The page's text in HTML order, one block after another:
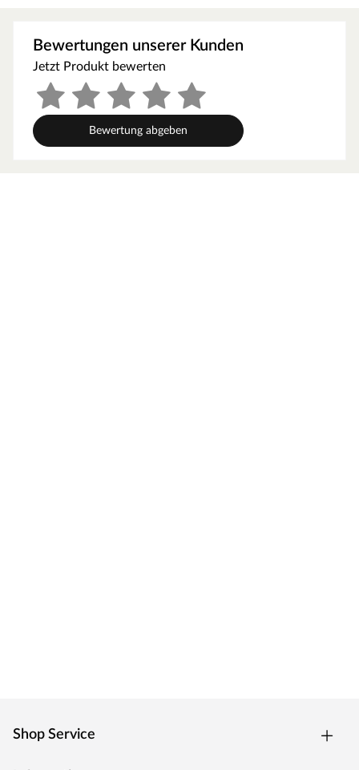
mit Leidenschaft Produkte für Räume voller Leben. Als
eines der führenden deutschen Unternehmen für
Laminat, Parkett, Vinyl, Kork, Linoleum sowie Wand- und
Deckenpaneele inklusive Zubehör überzeugt MEISTER
mit hochwertiger Qualität und technischer Innovation.
MEISTER setzt fortwährend neue Trends: Umfassende
Bewertungen unserer Kunden
Jetzt Produkt bewerten
Bewertung abgeben
Shop Service